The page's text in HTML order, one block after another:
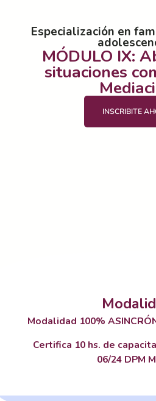
Especialización en
MÓDULO IX:
situaciones
INSCRIBITE
Modalidad 100%
Certifica 10 hs. de
06/24 DPM